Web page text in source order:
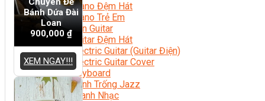
Học Piano Đệm Hát
Học Piano Trẻ Em
Học Đàn Guitar
Học Guitar Đệm Hát
Học Electric Guitar (Guitar Điện)
Học Electric Guitar Cover
Học Keyboard
Học Đánh Trống Jazz
Học Thanh Nhạc
Bánh Dứa Đài
Loan
900,000 ₫
XEM NGAY!!!